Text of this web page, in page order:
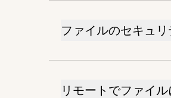
ファイルのセキュ
リモートでファイ